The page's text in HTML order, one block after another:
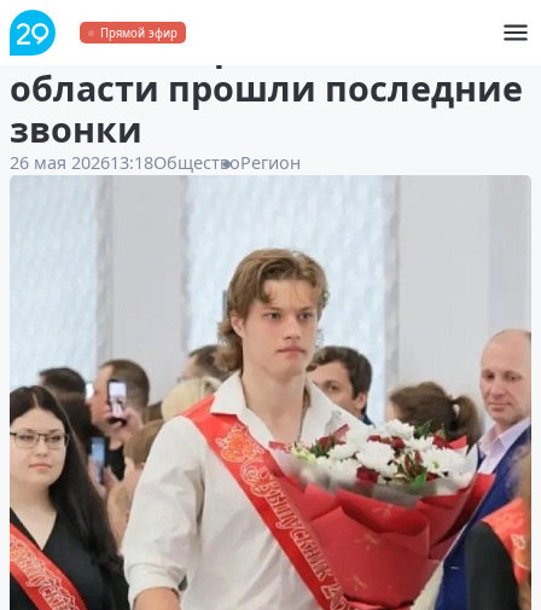
Прямой эфир
В школах Архангельской
области прошли последние
звонки
26 мая 202613:18ОбществоРегион